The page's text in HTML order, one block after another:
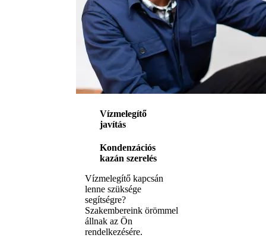
Vízmelegítő
javítás
Kondenzációs
kazán szerelés
Vízmelegítő kapcsán
lenne szüksége
segítségre?
Szakembereink örömmel
állnak az Ön
rendelkezésére.